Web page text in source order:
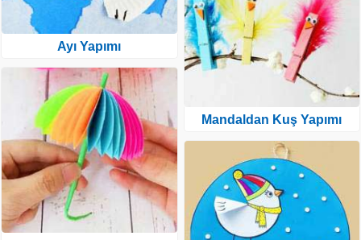
Ayı Yapımı
Mandaldan Kuş Yapımı